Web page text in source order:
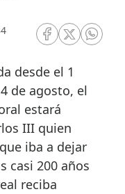
RRSS Facebook
RRSSRRSS
de agosto, el
estará
III quien
iba a dejar
casi 200 años
reciba